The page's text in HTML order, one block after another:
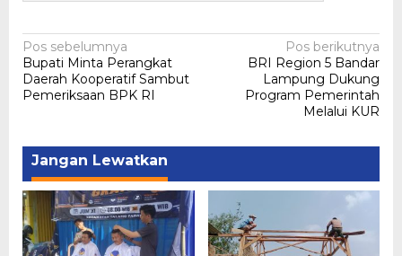
Navigasi
pos
Pos sebelumnya
Bupati Minta Perangkat
Daerah Kooperatif Sambut
Pemeriksaan BPK RI
Pos berikutnya
BRI Region 5 Bandar
Lampung Dukung
Program Pemerintah
Melalui KUR
Jangan Lewatkan